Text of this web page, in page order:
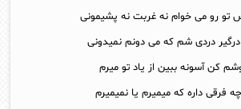
تو رو می خوام نه غربت نه پشیمونی
درگیر دردی شم که می دونم نمیدونی
کن آسونه ببین از یاد تو میرم
فرقی داره که میمیرم یا نمیمیرم